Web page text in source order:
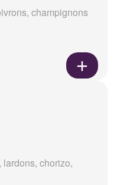
champignons
lardons, chorizo,